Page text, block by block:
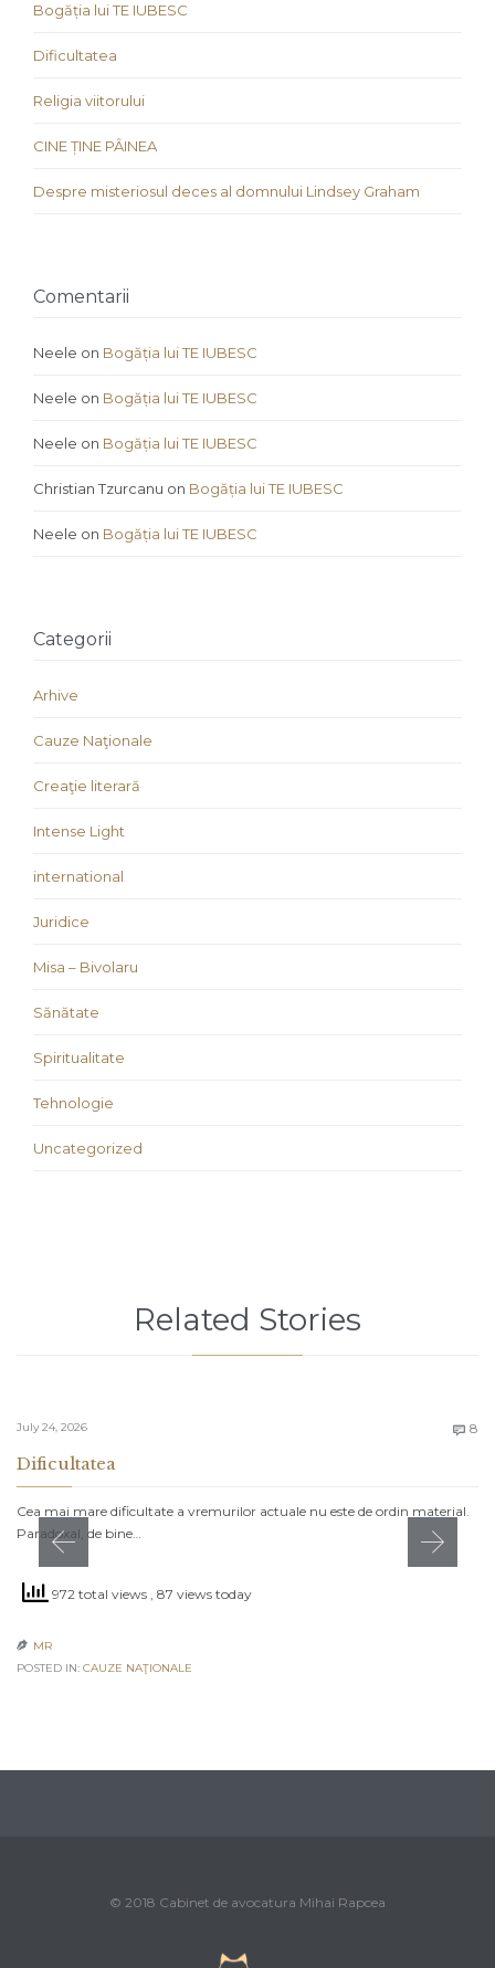
Bogăția lui TE IUBESC
Dificultatea
Religia viitorului
CINE ȚINE PÂINEA
Despre misteriosul deces al domnului Lindsey Graham
Comentarii
Neele on Bogăția lui TE IUBESC
Neele on Bogăția lui TE IUBESC
Neele on Bogăția lui TE IUBESC
Christian Tzurcanu on Bogăția lui TE IUBESC
Neele on Bogăția lui TE IUBESC
Categorii
Arhive
Cauze Naţionale
Creaţie literară
Intense Light
international
Juridice
Misa – Bivolaru
Sănătate
Spiritualitate
Tehnologie
Uncategorized
Related Stories
July 24, 2026  8
Dificultatea
Cea mai mare dificultate a vremurilor actuale nu este de ordin material.
Paradoxal, de bine…
972 total views , 87 views today
 MR
POSTED IN: CAUZE NAŢIONALE
© 2018 Cabinet de avocatura Mihai Rapcea